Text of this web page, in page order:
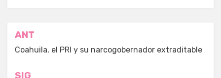
Navegación
de
entradas
ANT
Coahuila, el PRI y su narcogobernador extraditable
SIG